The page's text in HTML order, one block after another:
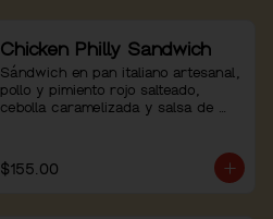
Chicken Philly Sandwich
Sándwich en pan italiano artesanal,
pollo y pimiento rojo salteado,
cebolla caramelizada y salsa de
$155.00